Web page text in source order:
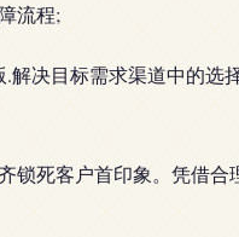
流程;
决目标需求渠道中的
死客户首印象。凭借